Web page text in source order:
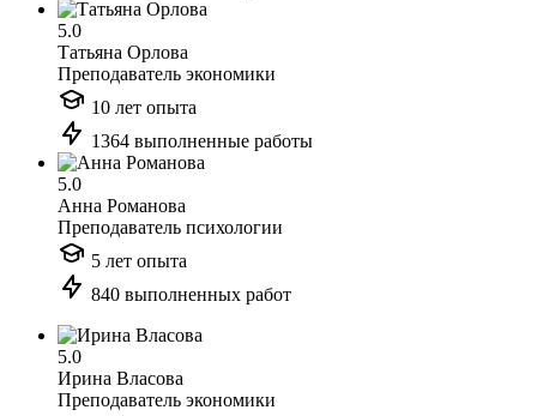
5.0
Татьяна Орлова
Преподаватель экономики
10 лет опыта
1364 выполненные работы
5.0
Анна Романова
Преподаватель психологии
5 лет опыта
840 выполненных работ
5.0
Ирина Власова
Преподаватель экономики